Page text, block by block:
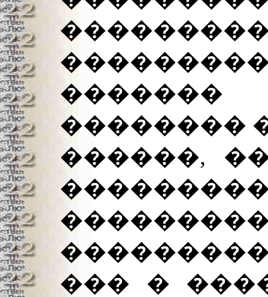
�������
��������
������,
��� �